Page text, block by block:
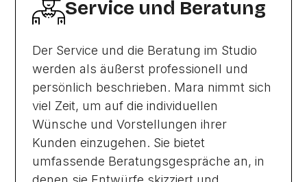
Service und Beratung
Der Service und die Beratung im Studio
werden als äußerst professionell und
persönlich beschrieben. Mara nimmt sich
viel Zeit, um auf die individuellen
Wünsche und Vorstellungen ihrer
Kunden einzugehen. Sie bietet
umfassende Beratungsgespräche an, in